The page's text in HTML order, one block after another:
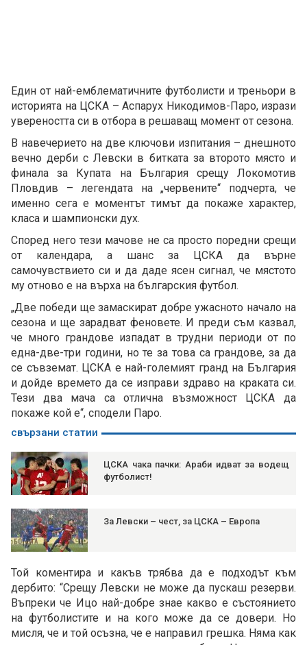
Един от най-емблематичните футболисти и треньори в
историята на ЦСКА – Аспарух Никодимов-Паро, изрази
увереността си в отбора в решаващ момент от сезона.
В навечерието на две ключови изпитания – днешното
вечно дерби с Левски в битката за второто място и
финала за Купата на България срещу Локомотив
Пловдив – легендата на „червените“ подчерта, че
именно сега е моментът тимът да покаже характер,
класа и шампионски дух.
Според него тези мачове не са просто поредни срещи
от календара, а шанс за ЦСКА да върне
самочувствието си и да даде ясен сигнал, че мястото
му отново е на върха на българския футбол.
„Две победи ще замаскират добре ужасното начало на
сезона и ще зарадват феновете. И преди съм казвал,
че много грандове изпадат в трудни периоди от по
една-две-три години, но те за това са грандове, за да
се съвземат. ЦСКА е най-големият гранд на България
и дойде времето да се изправи здраво на краката си.
Тези два мача са отлична възможност ЦСКА да
покаже кой е“, сподели Паро.
свързани статии
ЦСКА чака пачки: Араби идват за водещ
футболист!
За Левски – чест, за ЦСКА – Европа
Той коментира и какъв трябва да е подходът към
дербито: “Срещу Левски не може да пускаш резерви.
Въпреки че Ицо най-добре знае какво е състоянието
на футболистите и на кого може да се довери. Но
мисля, че и той осъзна, че е направил грешка. Няма как